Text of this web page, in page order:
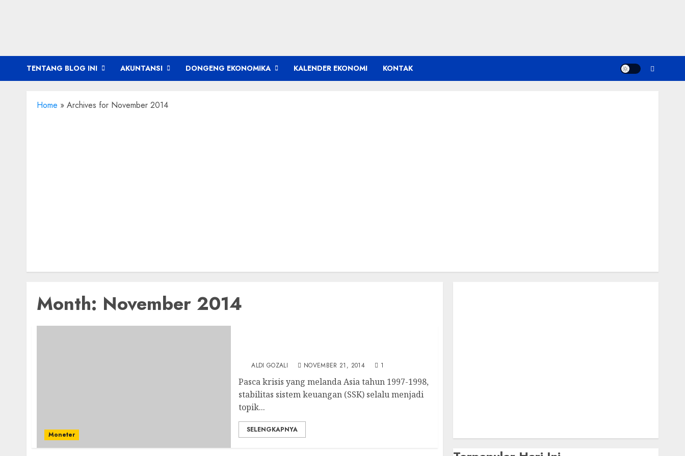
TENTANG BLOG INI AKUNTANSI DONGENG EKONOMIKA KALENDER EKONOMI KONTAK
Home » Archives for November 2014
Month: November 2014
Moneter
ALDI GOZALI NOVEMBER 21, 2014 1
Pasca krisis yang melanda Asia tahun 1997-1998,
stabilitas sistem keuangan (SSK) selalu menjadi
topik...
SELENGKAPNYA